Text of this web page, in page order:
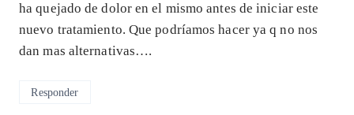
ha quejado de dolor en el mismo antes de iniciar este
nuevo tratamiento. Que podríamos hacer ya q no nos
dan mas alternativas….
Responder